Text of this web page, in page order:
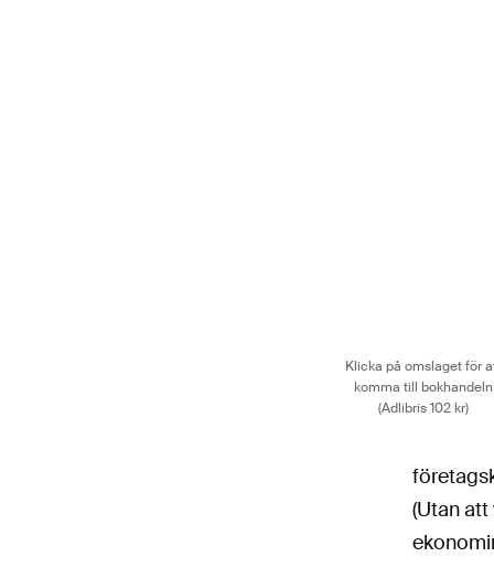
Klicka på omslaget för
komma till bokhandeln
(Adlibris 102 kr)
(Utan